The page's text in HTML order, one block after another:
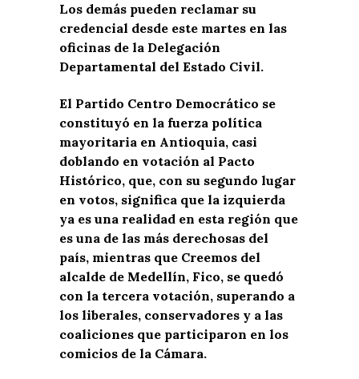
Los demás pueden reclamar su
credencial desde este martes en las
oficinas de la Delegación
Departamental del Estado Civil.
El Partido Centro Democrático se
constituyó en la fuerza política
mayoritaria en Antioquia, casi
doblando en votación al Pacto
Histórico, que, con su segundo lugar
en votos, significa que la izquierda
ya es una realidad en esta región que
es una de las más derechosas del
país, mientras que Creemos del
alcalde de Medellín, Fico, se quedó
con la tercera votación, superando a
los liberales, conservadores y a las
coaliciones que participaron en los
comicios de la Cámara.